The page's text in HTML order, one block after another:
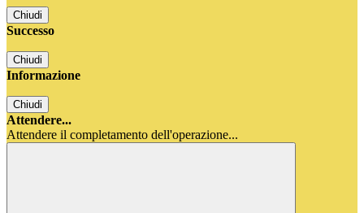
Chiudi
Successo
Chiudi
Informazione
Chiudi
Attendere...
Attendere il completamento dell'operazione...